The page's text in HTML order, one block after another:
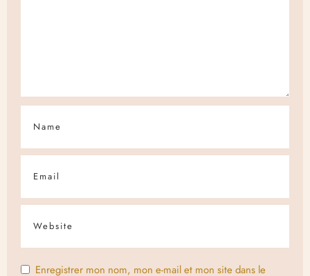
Enregistrer mon nom, mon e-mail et mon site dans le